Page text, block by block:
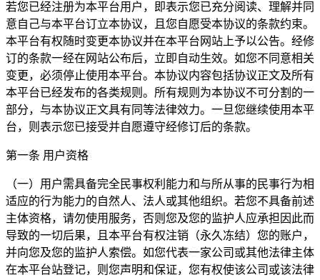
若您已经注册为本平台用户，即表示您已充分阅读、理解并同
意自己与本平台订立本协议，且您自愿受本协议的条款约束。
本平台有权随时变更本协议并在本平台网站上予以公告。经修
订的条款一经在网站公布后，立即自动生效。如您不同意相关
变更，必须停止使用本平台。本协议内容包括协议正文及所有
本平台已经发布的各类规则。所有规则为本协议不可分割的一
部分，与本协议正文具有同等法律效力。一旦您继续使用本平
台，则表示您已接受并自愿遵守经修订后的条款。
第一条 用户资格
（一）用户需具备完全民事权利能力和与所从事的民事行为相
适应的行为能力的自然人、法人或其他组织。若您不具备前述
主体资格，请勿使用服务，否则您及您的监护人应承担因此而
导致的一切后果，且本平台有权注销（永久冻结）您的账户，
并向您及您的监护人索偿。如您代表一家公司或其他法律主体
在本平台站登记，则您声明和保证，您有权使该公司或该法律